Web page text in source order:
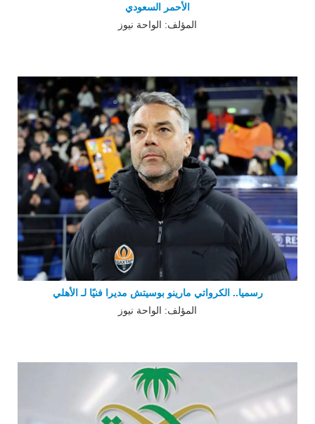
الأحمر السعودي
المؤلف: الواحة نيوز
رسميا.. الكرواتي مارينو بوسيتش مديرا فنيًا لـ الأهلي
المؤلف: الواحة نيوز